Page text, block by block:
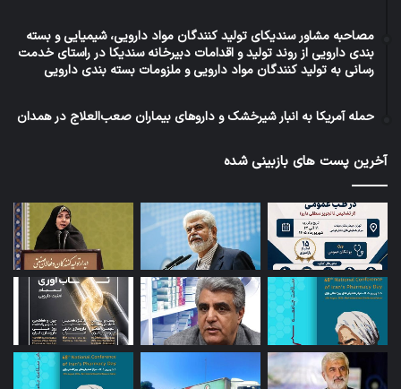
مصاحبه مشاور سندیکای تولید کنندگان مواد دارویی، شیمیایی و بسته
بندی دارویی از روند تولید و اقدامات دبیرخانه سندیکا در راستای خدمت
رسانی به تولید کنندگان مواد دارویی و ملزومات بسته بندی دارویی
حمله آمریکا به انبار شیرخشک و داروهای بیماران صعب‌العلاج در همدان
آخرین پست های بازبینی شده